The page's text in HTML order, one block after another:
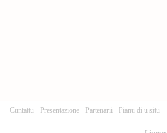
Cuntattu - Presentazione - Partenarii - Pianu di u situ